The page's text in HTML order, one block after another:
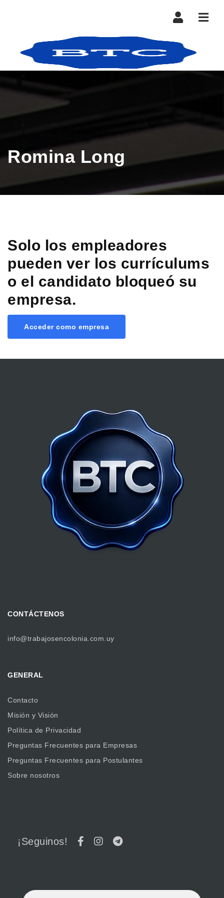
Romina Long
Solo los empleadores
pueden ver los currículums
o el candidato bloqueó su
empresa.
Acceder como empresa
CONTÁCTENOS
info@trabajosencolonia.com.uy
GENERAL
Contacto
Misión y Visión
Política de Privacidad
Preguntas Frecuentes para Empresas
Preguntas Frecuentes para Postulantes
Sobre nosotros
¡Seguinos!